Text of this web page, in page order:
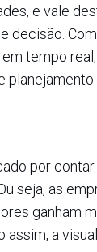
e vale
tempo
por
seja, as
ganham
a